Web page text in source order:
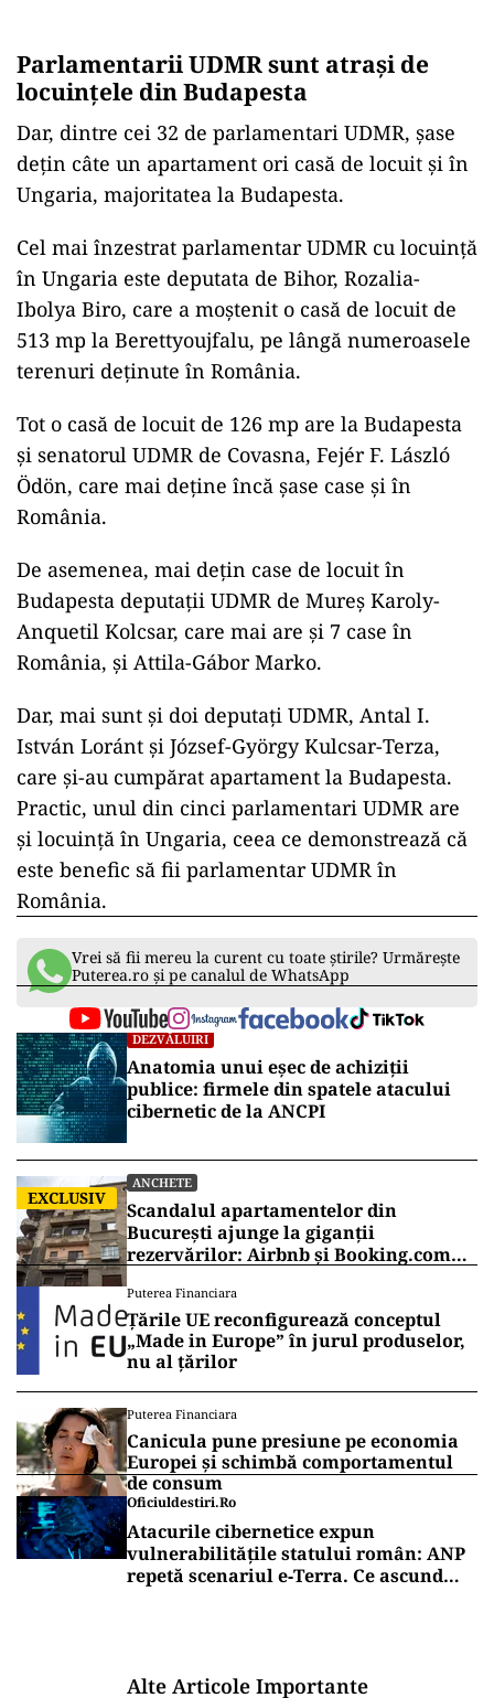
Parlamentarii UDMR sunt atrași de
locuințele din Budapesta
Dar, dintre cei 32 de parlamentari UDMR, șase
dețin câte un apartament ori casă de locuit și în
Ungaria, majoritatea la Budapesta.
Cel mai înzestrat parlamentar UDMR cu locuință
în Ungaria este deputata de Bihor, Rozalia-
Ibolya Biro, care a moștenit o casă de locuit de
513 mp la Berettyoujfalu, pe lângă numeroasele
terenuri deținute în România.
Tot o casă de locuit de 126 mp are la Budapesta
și senatorul UDMR de Covasna, Fejér F. László
Ödön, care mai deține încă șase case și în
România.
De asemenea, mai dețin case de locuit în
Budapesta deputații UDMR de Mureș Karoly-
Anquetil Kolcsar, care mai are și 7 case în
România, și Attila-Gábor Marko.
Dar, mai sunt și doi deputați UDMR, Antal I.
István Loránt și József-György Kulcsar-Terza,
care și-au cumpărat apartament la Budapesta.
Practic, unul din cinci parlamentari UDMR are
și locuință în Ungaria, ceea ce demonstrează că
este benefic să fii parlamentar UDMR în
România.
Vrei să fii mereu la curent cu toate știrile? Urmărește
Puterea.ro și pe canalul de WhatsApp
DEZVĂLUIRI
Anatomia unui eșec de achiziții
publice: firmele din spatele atacului
cibernetic de la ANCPI
EXCLUSIV
ANCHETE
Scandalul apartamentelor din
București ajunge la giganții
rezervărilor: Airbnb și Booking.com
Puterea Financiara
Țările UE reconfigurează conceptul
„Made in Europe” în jurul produselor,
nu al țărilor
Puterea Financiara
Canicula pune presiune pe economia
Europei și schimbă comportamentul
de consum
Oficiuldestiri.ro
Atacurile cibernetice expun
vulnerabilitățile statului român: ANP
repetă scenariul e‑Terra. Ce ascund
Alte Articole Importante